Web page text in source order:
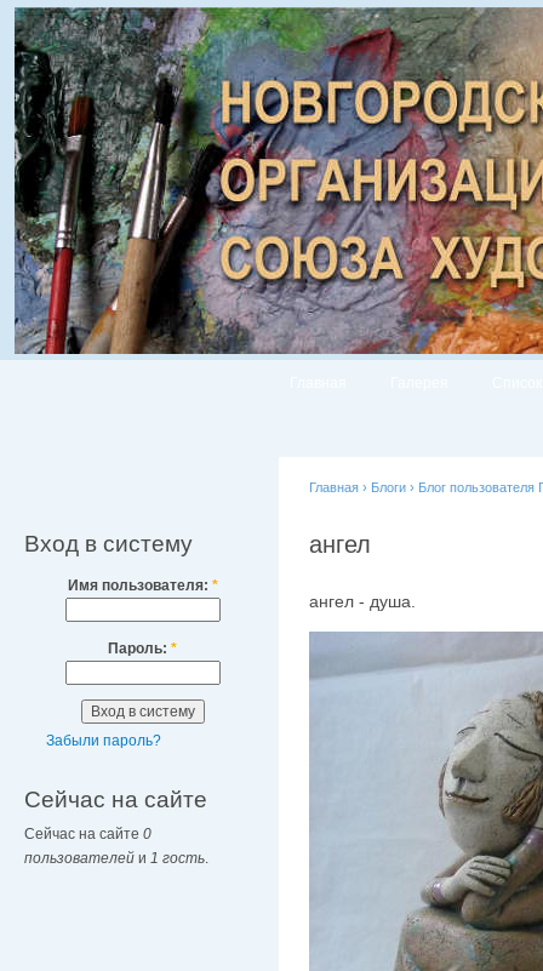
Вход в систему
Имя пользователя: *
Пароль: *
Забыли пароль?
Сейчас на сайте
Сейчас на сайте 0
пользователей и 1 гость
Главная › Блоги › Блог пользователя
ангел
ангел - душа.